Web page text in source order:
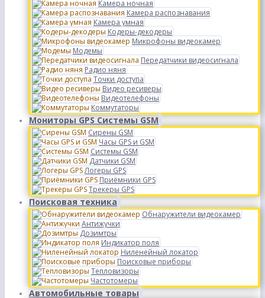
Камера ночная
Камера распознавания
Камера умная
Кодеры-декодеры
Микрофоны видеокамер
Модемы
Передатчики видеосигнала
Радио няня
Точки доступа
Видео ресиверы
Видеотелефоны
Коммутаторы
Мониторы GPS Системы GSM
Сирены GSM
Часы GPS и GSM
Системы GSM
Датчики GSM
Логеры GPS
Приёмники GPS
Трекеры GPS
Поисковая техника
Обнаружители видеокамер
Антижучки
Дозимтры
Индикатор поля
Ниленейный локатор
Поисковые приборы
Тепловизоры
Частотомеры
Автомобильные товары